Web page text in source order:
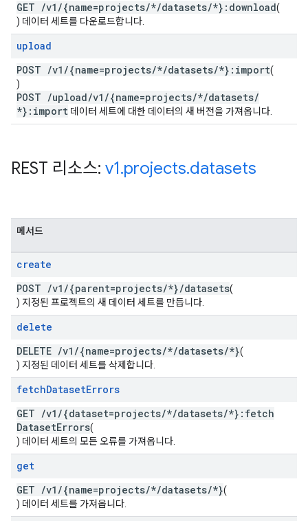
GET /v1 /{name=projects/*/datasets/*}:download(
) 데이터 세트를 다운로드합니다.
upload
POST /v1 /{name=projects/*/datasets/*}:import(
)
POST /upload/v1 /{name=projects/*/datasets/
*}:import 데이터 세트에 대한 데이터의 새 버전을 가져옵니다.
REST 리소스: v1.projects.datasets
메서드
create
POST /v1 /{parent=projects/*}/datasets(
) 지정된 프로젝트의 새 데이터 세트를 만듭니다.
delete
DELETE /v1 /{name=projects/*/datasets/*}(
) 지정된 데이터 세트를 삭제합니다.
fetchDatasetErrors
GET /v1 /{dataset=projects/*/datasets/*}:fetch
DatasetErrors(
) 데이터 세트의 모든 오류를 가져옵니다.
get
GET /v1 /{name=projects/*/datasets/*}(
) 데이터 세트를 가져옵니다.